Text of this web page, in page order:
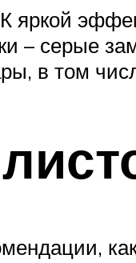
яркой
– серые
в том